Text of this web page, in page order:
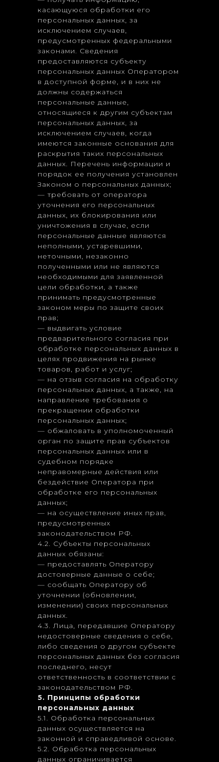
касающуюся обработки его
персональных данных, за
исключением случаев,
предусмотренных федеральными
законами. Сведения
предоставляются субъекту
персональных данных Оператором
в доступной форме, и в них не
должны содержаться
персональные данные,
относящиеся к другим субъектам
персональных данных, за
исключением случаев, когда
имеются законные основания для
раскрытия таких персональных
данных. Перечень информации и
порядок ее получения установлен
Законом о персональных данных;
— требовать от оператора
уточнения его персональных
данных, их блокирования или
уничтожения в случае, если
персональные данные являются
неполными, устаревшими,
неточными, незаконно
полученными или не являются
необходимыми для заявленной
цели обработки, а также
принимать предусмотренные
законом меры по защите своих
прав;
— выдвигать условие
предварительного согласия при
обработке персональных данных в
целях продвижения на рынке
товаров, работ и услуг;
— на отзыв согласия на обработку
персональных данных, а также, на
направление требования о
прекращении обработки
персональных данных;
— обжаловать в уполномоченный
орган по защите прав субъектов
персональных данных или в
судебном порядке
неправомерные действия или
бездействие Оператора при
обработке его персональных
данных;
— на осуществление иных прав,
предусмотренных
законодательством РФ.
4.2. Субъекты персональных
данных обязаны:
— предоставлять Оператору
достоверные данные о себе;
— сообщать Оператору об
уточнении (обновлении,
изменении) своих персональных
данных.
4.3. Лица, передавшие Оператору
недостоверные сведения о себе,
либо сведения о другом субъекте
персональных данных без согласия
последнего, несут
ответственность в соответствии с
законодательством РФ.
5. Принципы обработки
персональных данных
5.1. Обработка персональных
данных осуществляется на
законной и справедливой основе.
5.2. Обработка персональных
данных ограничивается